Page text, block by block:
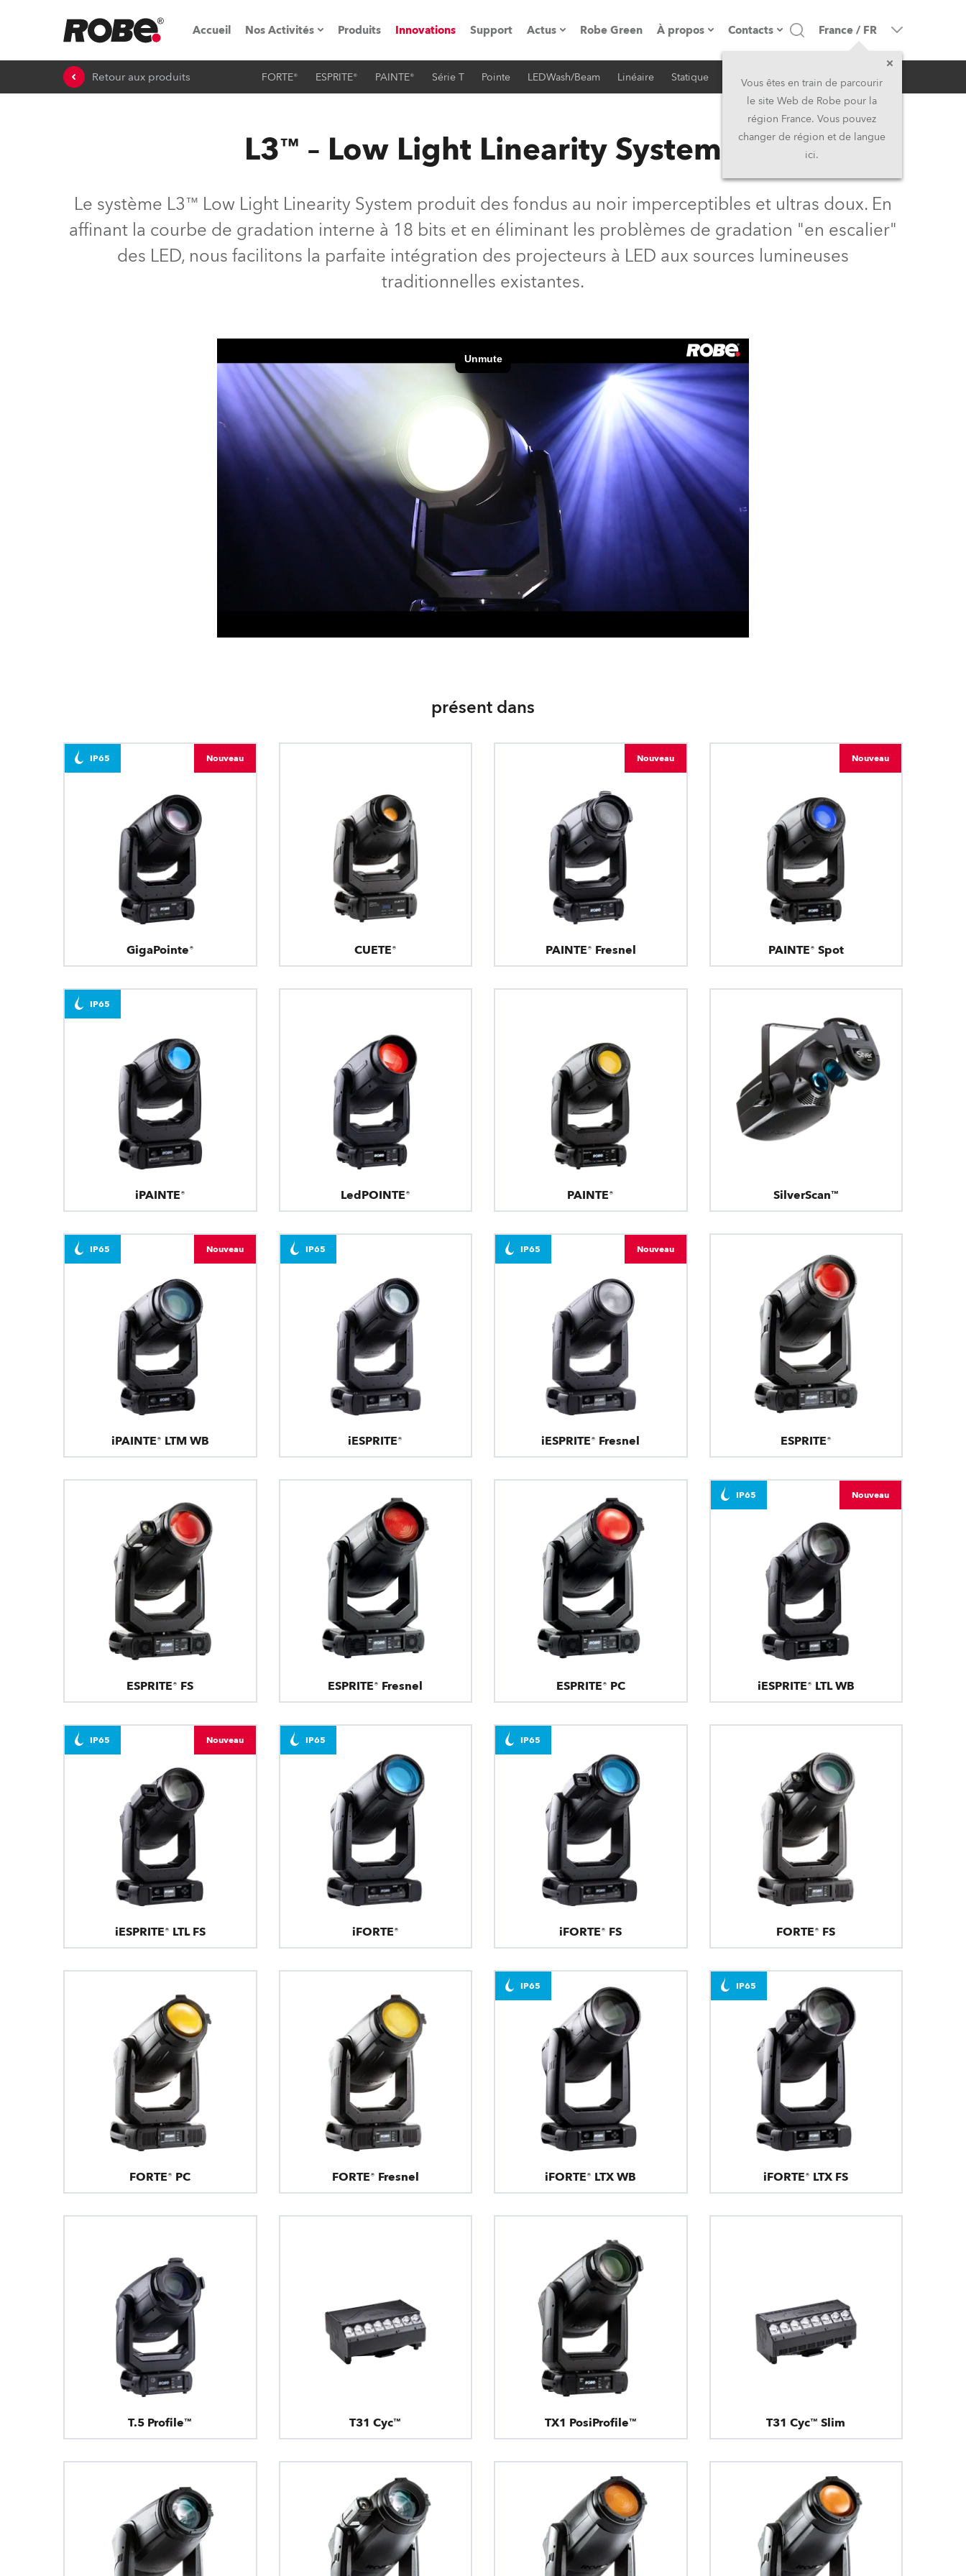
Accueil Nos Activités
Salons & évènements
iSeries
Robe On The Road
Robe On Location
Robe Maritime
Produits Innovations Support Actus
Communiqués de presse
Robe Green À propos
Présentation de l'entreprise
Fabriqué en Europe
Propriétaires
Carrière
Kariéra (CZ)
Contacts
Siège Social
Siège Social & Usine
Moyen-Orient
Asie et Pacifique
Business Development
France / FR
Vous êtes en train de parcourir
le site Web de Robe pour la
région France. Vous pouvez
changer de région et de langue
ici.
Retour aux produits FORTE® ESPRITE® PAINTE® Série T Pointe LEDWash/Beam Linéaire Statique iSeries Architectural
L3™ – Low Light Linearity System
Le système L3™ Low Light Linearity System produit des fondus au noir imperceptibles et ultras doux. En
affinant la courbe de gradation interne à 18 bits et en éliminant les problèmes de gradation "en escalier"
des LED, nous facilitons la parfaite intégration des projecteurs à LED aux sources lumineuses
traditionnelles existantes.
présent dans
GigaPointe®
IP65 Nouveau
CUETE® PAINTE® Fresnel
Nouveau
PAINTE® Spot
Nouveau
iPAINTE®
IP65
LedPOINTE® PAINTE® SilverScan™
iPAINTE® LTM WB
IP65 Nouveau
iESPRITE®
IP65
iESPRITE® Fresnel
IP65 Nouveau
ESPRITE®
ESPRITE® FS ESPRITE® Fresnel ESPRITE® PC iESPRITE® LTL WB
IP65 Nouveau
iESPRITE® LTL FS
IP65 Nouveau
iFORTE®
IP65
iFORTE® FS
IP65
FORTE® FS
FORTE® PC FORTE® Fresnel iFORTE® LTX WB
IP65
iFORTE® LTX FS
IP65
T.5 Profile™ T31 Cyc™ TX1 PosiProfile™ T31 Cyc™ Slim